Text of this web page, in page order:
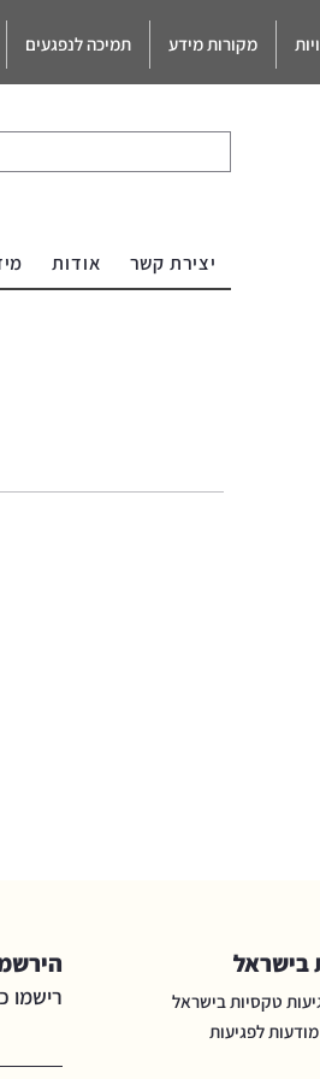
מקורות מידע תמיכה לנפגעים
אודות יצירת קשר
רישמו
בישראל
טקסיות בישראל
לפגיעות